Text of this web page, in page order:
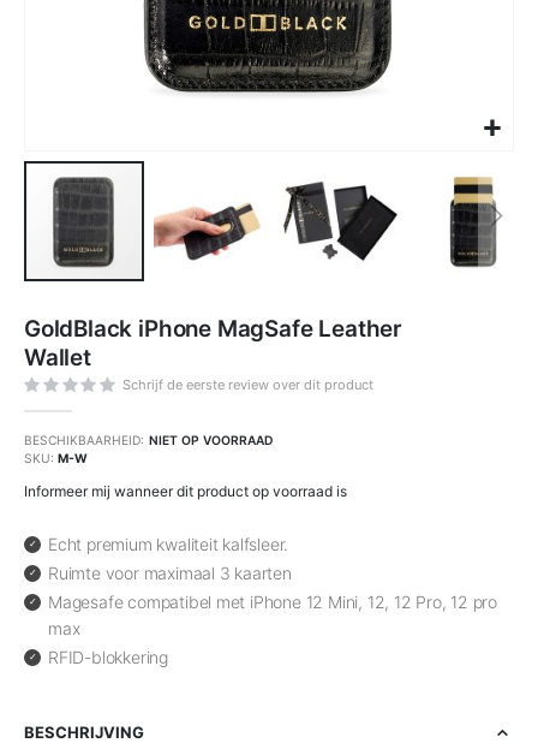
het
begin
van
de
afbeeldingen-
gallerij
GoldBlack iPhone MagSafe Leather
Wallet
Schrijf de eerste review over dit product
BESCHIKBAARHEID: NIET OP VOORRAAD
SKU M-W
Informeer mij wanneer dit product op voorraad is
Echt premium kwaliteit kalfsleer.
Ruimte voor maximaal 3 kaarten
Magesafe compatibel met iPhone 12 Mini, 12, 12 Pro, 12 pro
max
RFID-blokkering
BESCHRIJVING